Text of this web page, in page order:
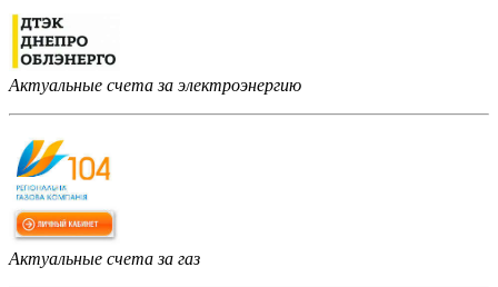
Актуальные счета за электроэнергию
Актуальные счета за газ